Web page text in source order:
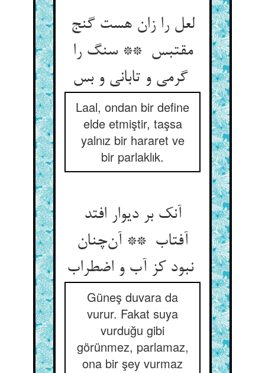
لعل را زان هست گنج
مقتبس ** سنگ را
گرمی و تابانی و بس
Laal, ondan bir define
elde etmiştir, taşsa
yalnız bir hararet ve
bir parlaklık.
آنک بر دیوار افتد
آفتاب ** آن‌چنان
نبود کز آب و اضطراب
Güneş duvara da
vurur. Fakat suya
vurduğu gibi
görünmez, parlamaz,
ona bir şey vurmaz